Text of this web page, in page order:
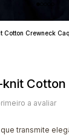
Cotton Crewneck
a avaliar
transmite